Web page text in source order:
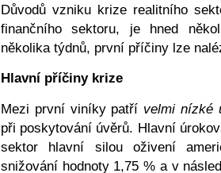
Důvodů vzniku krize realitního
finančního sektoru, je hned
několika týdnů, první příčiny lze
Hlavní příčiny krize
Mezi první viníky patří velmi nízké
při poskytování úvěrů. Hlavní
sektor hlavní silou oživení
snižování hodnoty 1,75 % a v